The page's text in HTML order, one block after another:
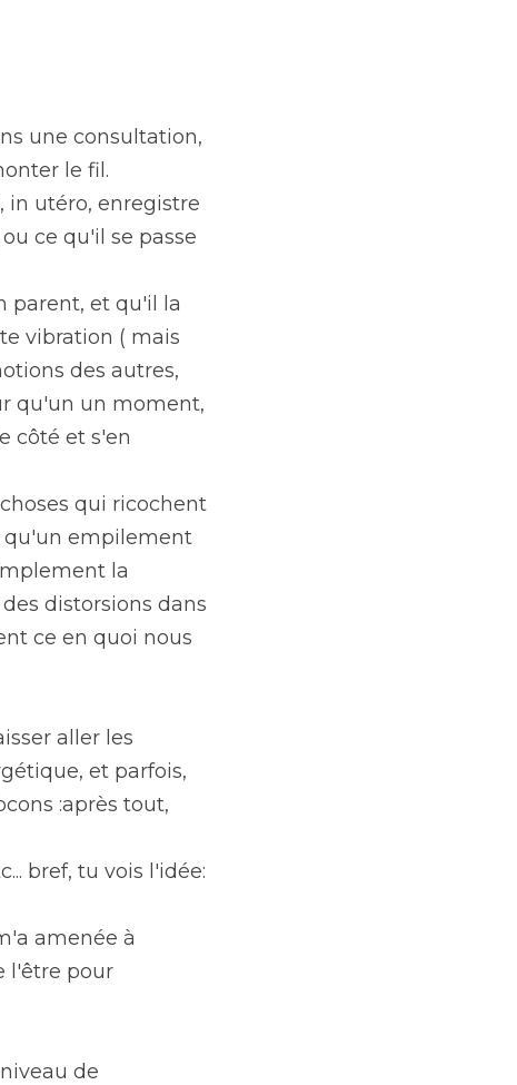
une consultation,
le fil.
in utéro, enregistre
ce qu'il se passe
parent, et qu'il la
vibration ( mais
des autres,
qu'un un moment,
côté et s'en
qui ricochent
qu'un empilement
la
distorsions dans
ce en quoi nous
aller les
et parfois,
:après tout,
bref, tu vois l'idée:
amenée à
l'être pour
de